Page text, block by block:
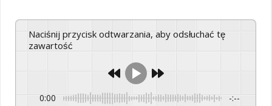
Naciśnij przycisk odtwarzania, aby odsłuchać tę
zawartość
0:00 -:--